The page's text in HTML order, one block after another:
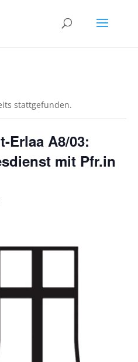
stattgefunden.
Erlaa A8/03:
mit Pfr.in